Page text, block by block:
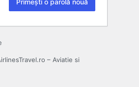
– Aviatie si